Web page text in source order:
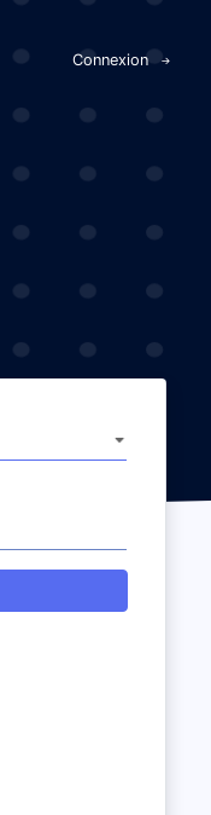
Connexion